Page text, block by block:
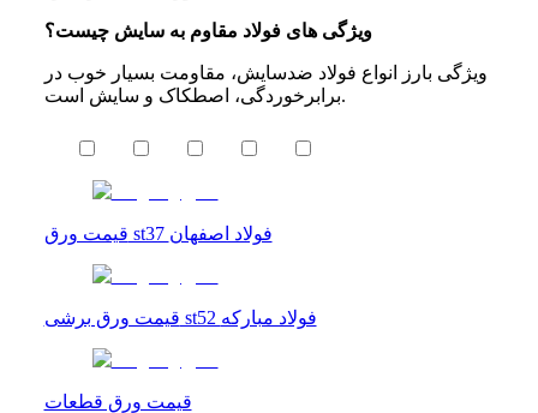
ویژگی های فولاد مقاوم به سایش چیست؟
ویژگی بارز انواع فولاد ضدسایش، مقاومت بسیار خوب در
برابرخوردگی، اصطکاک و سایش است.
قیمت ورق st37 فولاد اصفهان
قیمت ورق برشی st52 فولاد مبارکه
قیمت ورق قطعات